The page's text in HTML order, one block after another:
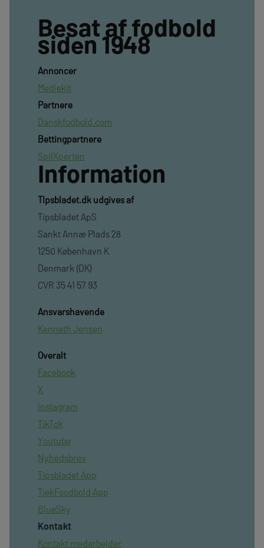
Besat af fodbold
siden 1948
Annoncer
Mediekit
Partnere
Danskfodbold.com
Bettingpartnere
SpilXperten
Information
TIpsbladet.dk udgives af
Tipsbladet ApS
Sankt Annæ Plads 28
1250 København K
Denmark (DK)
CVR 35 41 57 93
Ansvarshavende
Kenneth Jensen
Overalt
Facebook
X
Instagram
TikTok
Youtube
Nyhedsbrev
Tipsbladet App
TjekFoodbold App
BlueSky
Kontakt
Kontakt medarbejder